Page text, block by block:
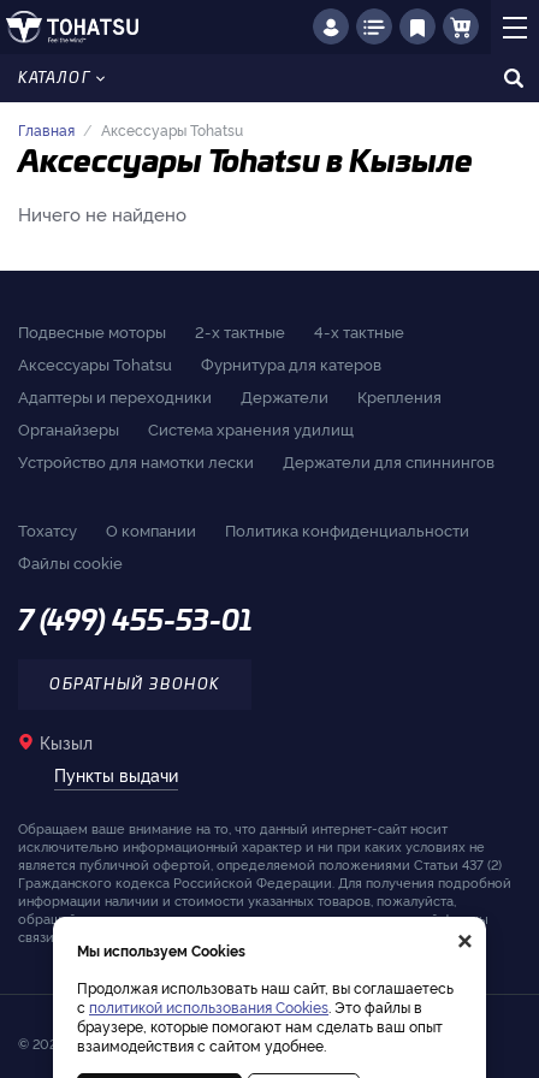
КАТАЛОГ
Главная Аксессуары Tohatsu
Аксессуары Tohatsu в Кызыле
Ничего не найдено
Подвесные моторы 2-x тактные
4-x тактные
Аксессуары Tohatsu
Фурнитура для катеров
Адаптеры и переходники
Держатели
Крепления
Органайзеры
Система хранения удилищ
Устройство для намотки лески
Держатели для спиннингов
Тохатсу О компании
Политика конфиденциальности
Файлы cookie
7 (499) 455-53-01
ОБРАТНЫЙ ЗВОНОК
Кызыл
Пункты выдачи
Обращаем ваше внимание на то, что данный интернет-сайт носит
исключительно информационный характер и ни при каких условиях не
является публичной офертой, определяемой положениями Статьи 437 (2)
Гражданского кодекса Российской Федерации. Для получения подробной
информации наличии и стоимости указанных товаров, пожалуйста,
обращайтесь к менеджерам компании с помощью специальной формы
связи на сайте или по телефону.
© 2026. Интернет-магазин лодочных моторов Tohatsu
×
Мы используем Cookies
Продолжая использовать наш сайт, вы соглашаетесь
с политикой использования Cookies . Это файлы в
браузере, которые помогают нам сделать ваш опыт
взаимодействия с сайтом удобнее.